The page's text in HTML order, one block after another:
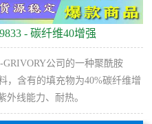
- 碳纤维40增强
公司的一种聚酰胺
，含有的填充物为40%碳纤维增
外线能力、耐热。